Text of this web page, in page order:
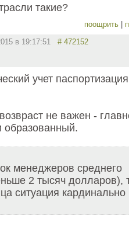
такие?
поощрить
в 19:17:51 # 472152
учет паспортизация
не важен -
образованный.
менеджеров среднего
2 тысяч долларов),
ситуация кардинально